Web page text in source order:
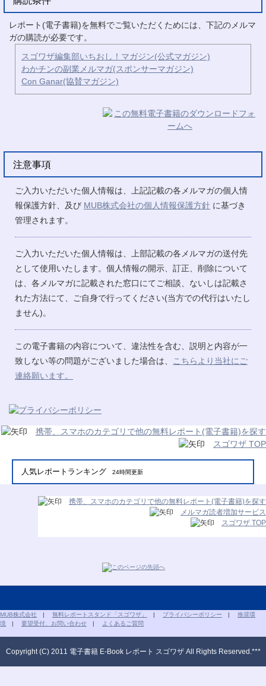
レポート(電子書籍)を無料でご覧いただくためには、下記のメルマ
ガの購読が必要です。
スゴワザ編集部いちおし！マガジン(公式マガジン)
わかチンの副業メルマガ(スポンサーマガジン)
Con Ganar(協賛マガジン)
注意事項
ご入力いただいた個人情報は、上記記載の各メルマガの個人情
報保護方針、及び MUB株式会社の個人情報保護方針 に基づき
管理されます。
ご入力いただいた個人情報は、上部記載の各メルマガの送付先
として使用いたします。個人情報の開示、訂正、削除について
は、各メルマガに記載された窓口にてご相談、ないしは記載さ
れた方法にて、ご自身で行ってください(当方での代行はいたし
ません)。
この電子書籍の内容について、違法性を含む、説明と内容が一
致しない等の問題がございました場合は、
こちらより当社にご
連絡願います。
携帯、スマホのカテゴリで他の無料レポート(電子書籍)を探す
スゴワザ TOP
人気レポートランキング 24時間更新
携帯、スマホのカテゴリで他の無料レポート(電子書籍)を探す
メルマガ読者増加サービス
スゴワザ TOP
MUB株式会社 | 無料レポートスタンド「スゴワザ」 | プライバシーポリシー | 推奨環
境 | 要望受付、お問い合わせ | よくあるご質問
Copyright (C) 2011 電子書籍 E-Book レポート スゴワザ All Rights Reserved.***